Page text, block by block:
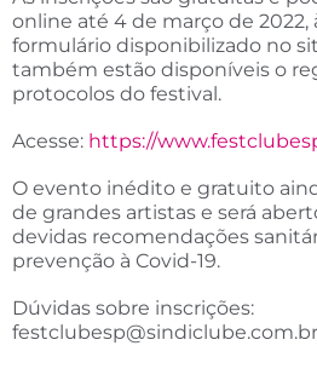
online até 4 de março de 2022,
formulário disponibilizado no
também estão disponíveis o
protocolos do festival.
Acesse: https://
O evento inédito e gratuito
de grandes artistas e será
devidas recomendações
prevenção à Covid-19.
Dúvidas sobre inscrições:
festclubesp@sindiclube.com.br